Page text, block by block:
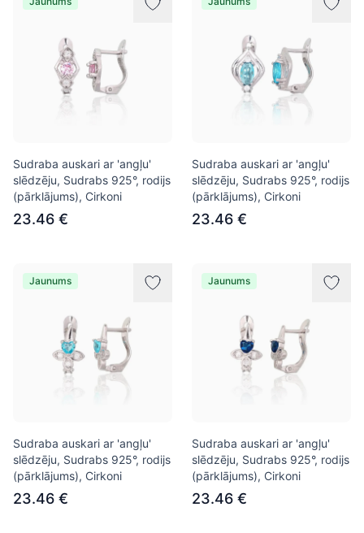
Sudraba auskari ar 'angļu'
slēdzēju, Sudrabs 925°, rodijs
(pārklājums), Cirkoni
23.46 €
Sudraba auskari ar 'angļu'
slēdzēju, Sudrabs 925°, rodijs
(pārklājums), Cirkoni
23.46 €
Jaunums
Sudraba auskari ar 'angļu'
slēdzēju, Sudrabs 925°, rodijs
(pārklājums), Cirkoni
23.46 €
Jaunums
Sudraba auskari ar 'angļu'
slēdzēju, Sudrabs 925°, rodijs
(pārklājums), Cirkoni
23.46 €